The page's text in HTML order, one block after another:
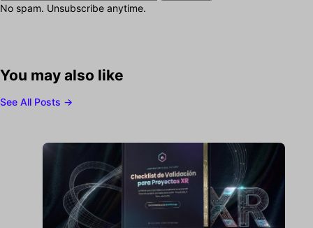
No spam. Unsubscribe anytime.
You may also like
See All Posts →